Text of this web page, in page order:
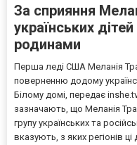
За сприяння
українських
родинами
Перша леді США Меланія
поверненню додому
Білому домі, передає
зазначають, що Меланія
групу українських та
вказують, з яких регіонів ці